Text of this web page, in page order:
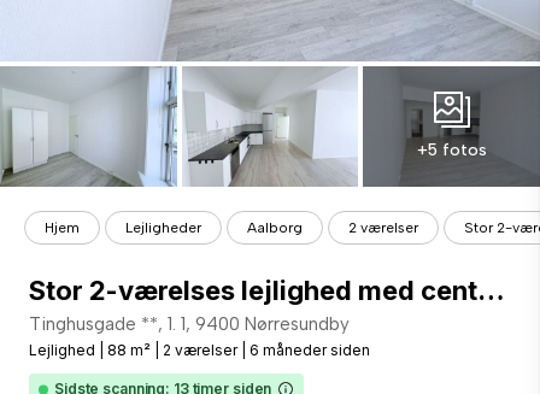
+5 fotos
Hjem Lejligheder Aalborg 2 værelser Stor 2-
Stor 2-værelses lejlighed med central beliggenhed ved Nørresundby Torv
Tinghusgade **, 1. 1, 9400 Nørresundby
Lejlighed 88 m² 2 værelser 6 måneder siden
Sidste scanning: 13 timer siden